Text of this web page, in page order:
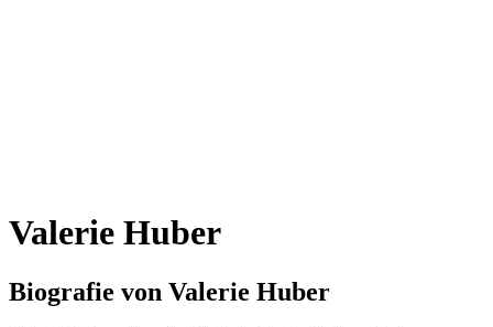
Valerie Huber
Biografie von Valerie Huber